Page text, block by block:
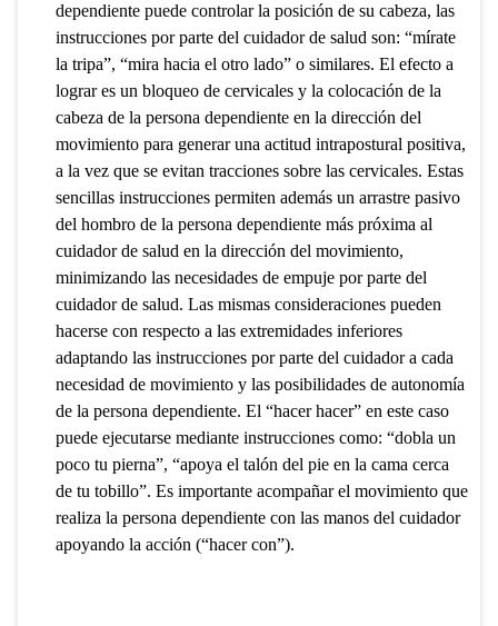
dependiente puede controlar la posición de su cabeza, las
instrucciones por parte del cuidador de salud son: “mírate
la tripa”, “mira hacia el otro lado” o similares. El efecto a
lograr es un bloqueo de cervicales y la colocación de la
cabeza de la persona dependiente en la dirección del
movimiento para generar una actitud intrapostural positiva,
a la vez que se evitan tracciones sobre las cervicales. Estas
sencillas instrucciones permiten además un arrastre pasivo
del hombro de la persona dependiente más próxima al
cuidador de salud en la dirección del movimiento,
minimizando las necesidades de empuje por parte del
cuidador de salud. Las mismas consideraciones pueden
hacerse con respecto a las extremidades inferiores
adaptando las instrucciones por parte del cuidador a cada
necesidad de movimiento y las posibilidades de autonomía
de la persona dependiente. El “hacer hacer” en este caso
puede ejecutarse mediante instrucciones como: “dobla un
poco tu pierna”, “apoya el talón del pie en la cama cerca
de tu tobillo”. Es importante acompañar el movimiento que
realiza la persona dependiente con las manos del cuidador
apoyando la acción (“hacer con”).